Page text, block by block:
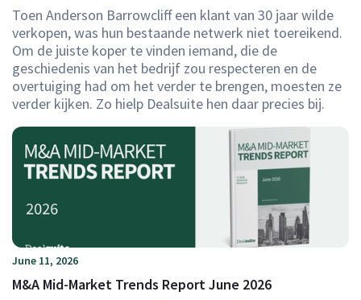
Toen Anderson Barrowcliff een klant van 30 jaar wilde
verkopen, was hun bestaande netwerk niet toereikend.
Om de juiste koper te vinden iemand, die de
geschiedenis van het bedrijf zou respecteren en de
overtuiging had om het verder te brengen, moesten ze
verder kijken. Zo hielp Dealsuite hen daar precies bij.
June 11, 2026
M&A Mid-Market Trends Report June 2026